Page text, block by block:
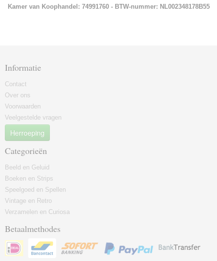
Kamer van Koophandel: 74991760 - BTW-nummer: NL002348178B55
Informatie
Contact
Over ons
Voorwaarden
Veelgestelde vragen
Herroeping
Categorieën
Beeld en Geluid
Boeken en Strips
Speelgoed en Spellen
Vintage en Retro
Verzamelen en Curiosa
Betaalmethodes